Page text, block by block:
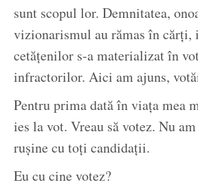
sunt scopul lor. Demnitatea,
vizionarismul au rămas în cărți,
cetățenilor s-a materializat în
infractorilor. Aici am ajuns,
Pentru prima dată în viața mea
ies la vot. Vreau să votez. Nu
rușine cu toți candidații.
Eu cu cine votez?